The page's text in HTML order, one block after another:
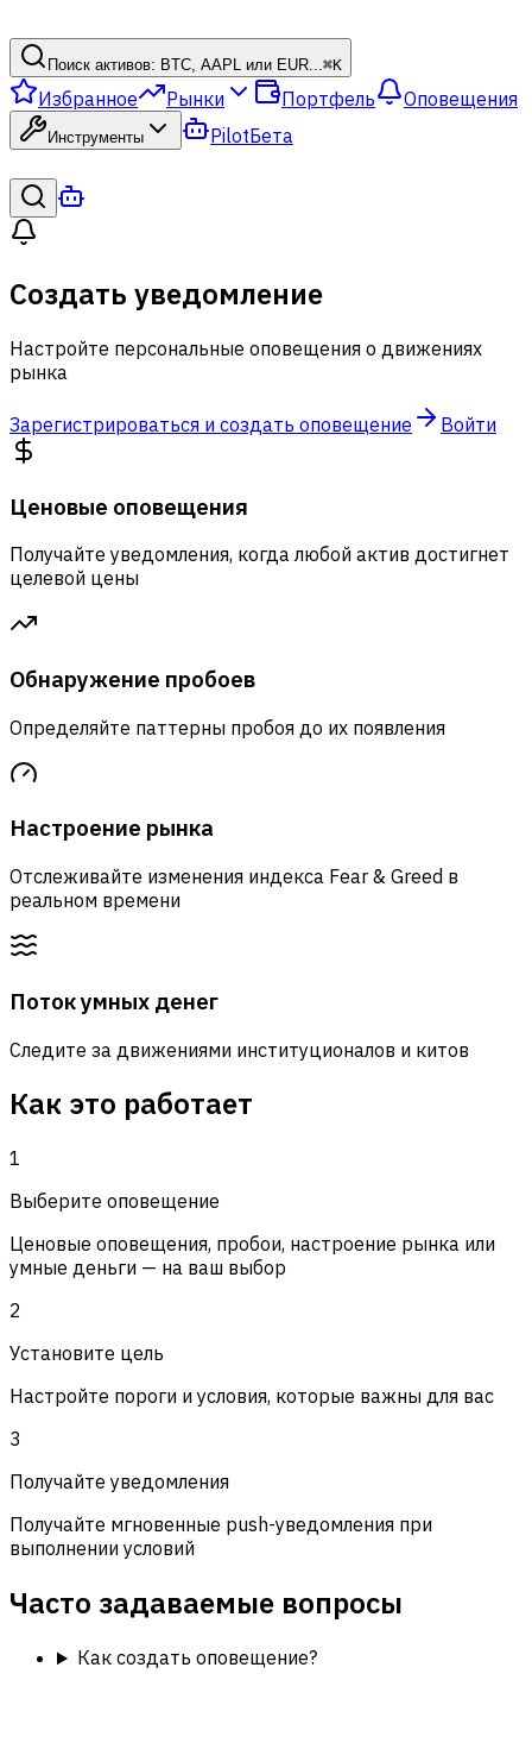
Поиск активов: BTC, AAPL или EUR...⌘K
Избранное Рынки Портфель Оповещения
Инструменты PilotБета
Создать уведомление
Настройте персональные оповещения о движениях
рынка
Зарегистрироваться и создать оповещение Войти
Ценовые оповещения
Получайте уведомления, когда любой актив достигнет
целевой цены
Обнаружение пробоев
Определяйте паттерны пробоя до их появления
Настроение рынка
Отслеживайте изменения индекса Fear & Greed в
реальном времени
Поток умных денег
Следите за движениями институционалов и китов
Как это работает
1
Выберите оповещение
Ценовые оповещения, пробои, настроение рынка или
умные деньги — на ваш выбор
2
Установите цель
Настройте пороги и условия, которые важны для вас
3
Получайте уведомления
Получайте мгновенные push-уведомления при
выполнении условий
Часто задаваемые вопросы
Как создать оповещение?